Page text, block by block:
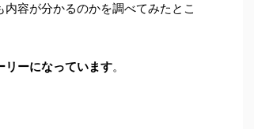
容が分かるのかを調べてみたとこ
リーになっています。